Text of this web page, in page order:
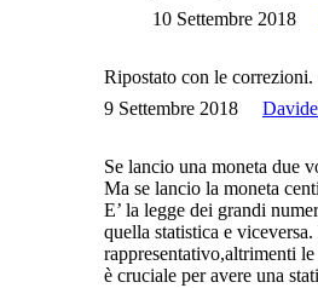
10 Settembre 2018
Ripostato con le correzioni.
9 Settembre 2018
Se lancio una moneta due
Ma se lancio la moneta
E’ la legge dei grandi
quella statistica e
rappresentativo,altrimenti
è cruciale per avere una